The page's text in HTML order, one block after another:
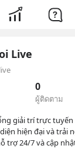
Live
0
ผู้ติดตาม
giải trí trực
hiện đại và trải
trợ 24/7 và cập